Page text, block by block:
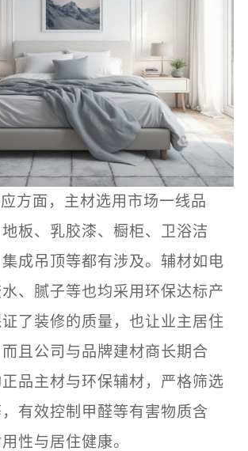
方面，主材选用市场一线品
板、乳胶漆、橱柜、卫浴洁
成吊顶等都有涉及。辅材如电
、腻子等也均采用环保达标产
了装修的质量，也让业主居住
且公司与品牌建材商长期合
品主材与环保辅材，严格筛选
有效控制甲醛等有害物质含
性与居住健康。